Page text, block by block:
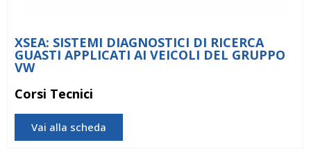
XSEA: SISTEMI DIAGNOSTICI DI RICERCA
GUASTI APPLICATI AI VEICOLI DEL GRUPPO
VW
Corsi Tecnici
Vai alla scheda